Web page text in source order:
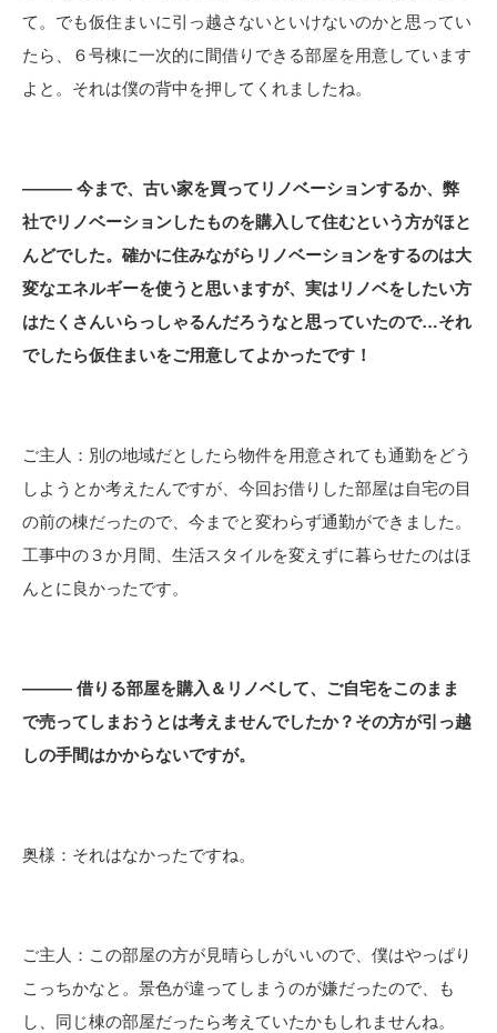
て。でも仮住まいに引っ越さないといけないのかと思ってい
たら、６号棟に一次的に間借りできる部屋を用意しています
よと。それは僕の背中を押してくれましたね。
――― 今まで、古い家を買ってリノベーションするか、弊
社でリノベーションしたものを購入して住むという方がほと
んどでした。確かに住みながらリノベーションをするのは大
変なエネルギーを使うと思いますが、実はリノベをしたい方
はたくさんいらっしゃるんだろうなと思っていたので…それ
でしたら仮住まいをご用意してよかったです！
ご主人：別の地域だとしたら物件を用意されても通勤をどう
しようとか考えたんですが、今回お借りした部屋は自宅の目
の前の棟だったので、今までと変わらず通勤ができました。
工事中の３か月間、生活スタイルを変えずに暮らせたのはほ
んとに良かったです。
――― 借りる部屋を購入＆リノベして、ご自宅をこのまま
で売ってしまおうとは考えませんでしたか？その方が引っ越
しの手間はかからないですが。
奥様：それはなかったですね。
ご主人：この部屋の方が見晴らしがいいので、僕はやっぱり
こっちかなと。景色が違ってしまうのが嫌だったので、も
し、同じ棟の部屋だったら考えていたかもしれませんね。